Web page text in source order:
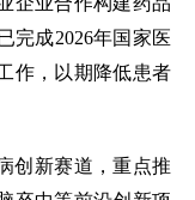
完成2026年国家医
作，以期降低患者
创新赛道，重点推